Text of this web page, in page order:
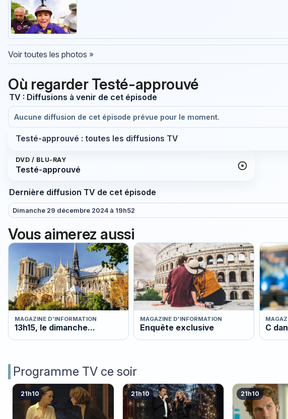
Voir toutes les photos »
Où regarder Testé-approuvé
TV : Diffusions à venir de cet épisode
Aucune diffusion de cet épisode prévue pour le moment.
Testé-approuvé : toutes les diffusions TV
DVD / BLU-RAY
Testé-approuvé
Dernière diffusion TV de cet épisode
Dimanche 29 décembre 2024 à 19h52
Vous aimerez aussi
MAGAZINE D'INFORMATION
13h15, le dimanche...
MAGAZINE D'INFORMATION
Enquête exclusive C
Programme TV ce soir
21h10 21h10 21h10